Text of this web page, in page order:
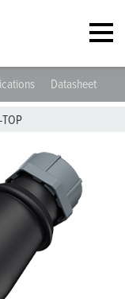
Datasheets &